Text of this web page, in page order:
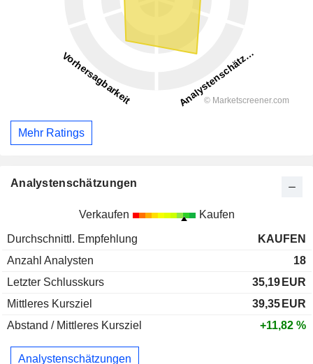
Mehr Ratings
Analystenschätzungen
Verkaufen Kaufen
Durchschnittl. Empfehlung
KAUFEN
Anzahl Analysten
18
Letzter Schlusskurs
35,19 EUR
Mittleres Kursziel
39,35 EUR
Abstand / Mittleres Kursziel
+11,82 %
Analystenschätzungen